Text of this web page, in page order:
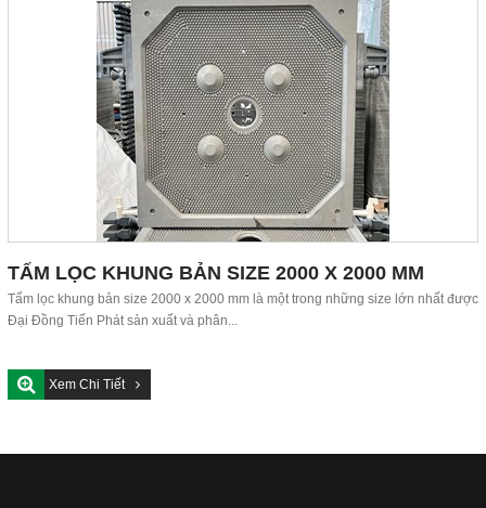
TẤM LỌC KHUNG BẢN SIZE 2000 X 2000 MM
Tấm lọc khung bản size 2000 x 2000 mm là một trong những size lớn nhất được
Đại Đồng Tiến Phát sản xuất và phân...
Xem Chi Tiết